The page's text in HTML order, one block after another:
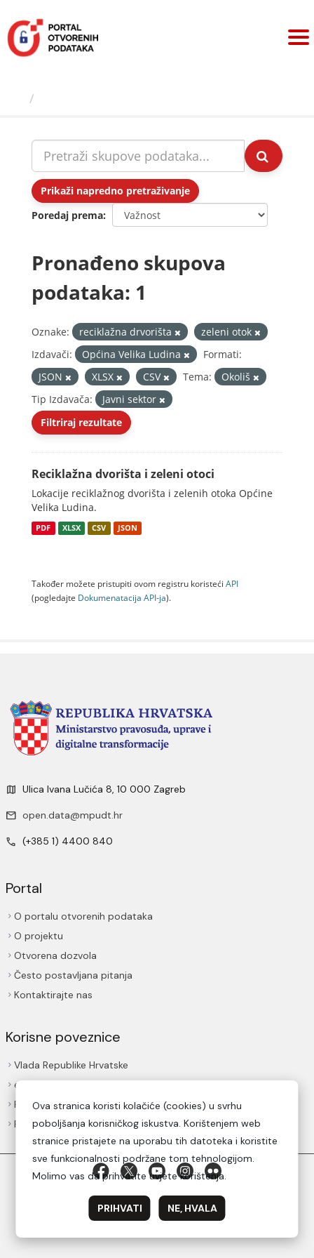
sadržaj
Prikaži napredno pretraživanje
Poredaj prema
Pronađeno skupova
podataka: 1
Oznake: reciklažna drvorišta
zeleni otok
Izdavači:
Općina Velika Ludina
Formati:
JSON
XLSX CSV Tema:
Okoliš
Tip Izdavača:
Javni sektor
Filtriraj rezultate
Reciklažna dvorišta i zeleni otoci
Lokacije reciklažnog dvorišta i zelenih otoka Općine
Velika Ludina.
PDF XLSX CSV JSON
Također možete pristupiti ovom registru koristeći API
(pogledajte Dokumenаtаcijа API-jа).